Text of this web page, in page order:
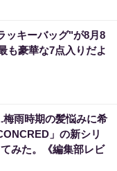
ッキーバッグ"が8月8
も豪華な7点入りだよ
梅雨時期の髪悩みに希
」の新シリ
みた。《編集部レビ